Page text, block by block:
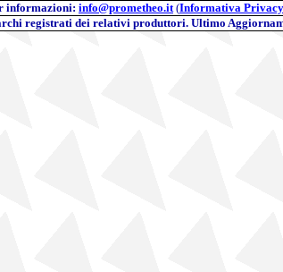
informazioni: info@prometheo.it (Informativa Privacy
registrati dei relativi produttori. Ultimo